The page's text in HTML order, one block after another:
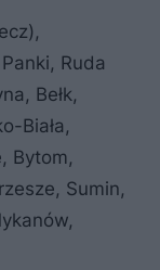
Ruda
Bełk,
Biała,
Bytom,
Sumin,